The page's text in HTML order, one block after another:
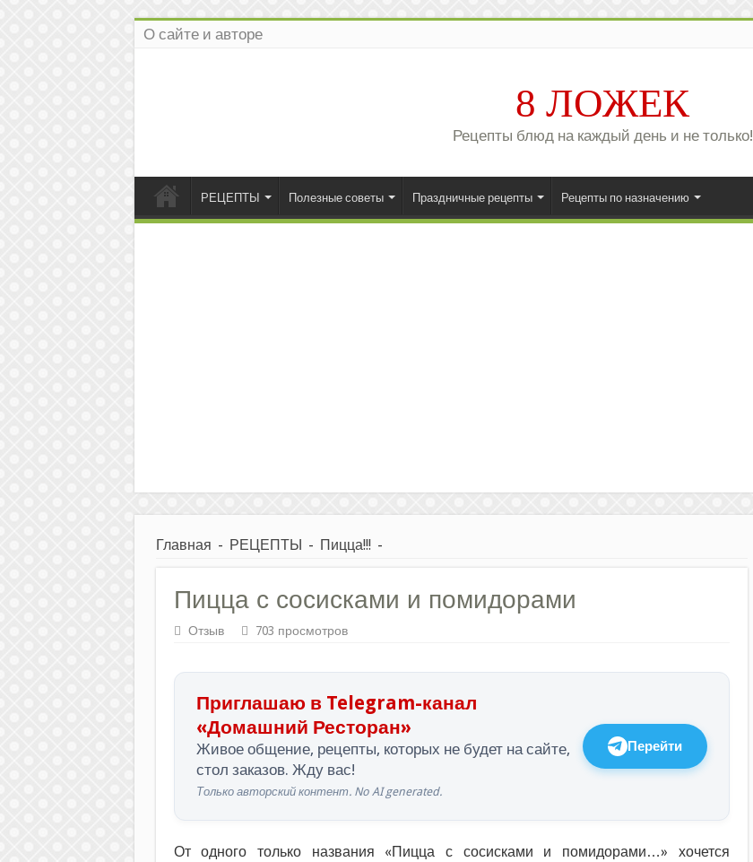
О сайте и авторе
8 ЛОЖЕК
Рецепты блюд на каждый день и не только!
РЕЦЕПТЫ Полезные советы Праздничные рецепты Рецепты по назначению
Главная - РЕЦЕПТЫ - Пицца!!! -
Пицца с сосисками и помидорами
Отзыв 703 просмотров
Приглашаю в Telegram-канал
«Домашний Ресторан»
Живое общение, рецепты, которых не будет на сайте,
стол заказов. Жду вас!
Только авторский контент. No AI generated.
Перейти
От одного только названия «Пицца с сосисками и помидорами…» хочется